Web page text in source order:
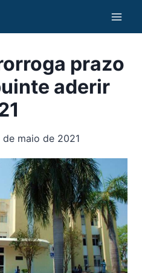
prazo
aderir
de maio de 2021